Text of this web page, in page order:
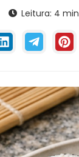
Leitura: 4 min